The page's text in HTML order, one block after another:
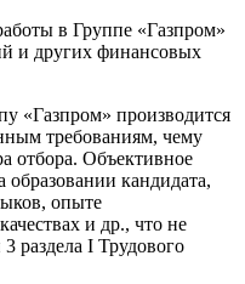
в Группе «Газпром»
и других финансовых
«Газпром» производится
требованиям, чему
отбора. Объективное
кандидата,
опыте
и др., что не
раздела I Трудового